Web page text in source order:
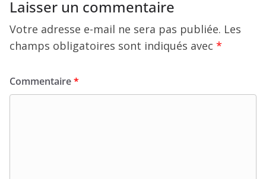
Laisser un commentaire
Votre adresse e-mail ne sera pas publiée. Les
champs obligatoires sont indiqués avec *
Commentaire*